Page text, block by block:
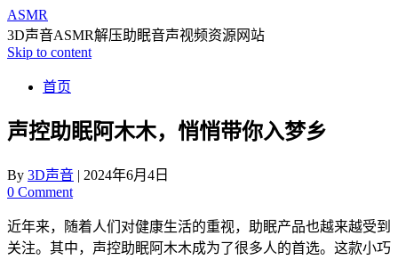
ASMR
3D声音ASMR解压助眠音声视频资源网站
Skip to content
首页
声控助眠阿木木，悄悄带你入梦乡
By 3D声音 | 2024年6月4日
0 Comment
近年来，随着人们对健康生活的重视，助眠产品也越来越受到
关注。其中，声控助眠阿木木成为了很多人的首选。这款小巧